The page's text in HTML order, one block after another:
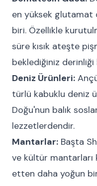
en yüksek glutamat
biri. Özellikle
süre kısık ateşte
beklediğiniz derinliği
Deniz Ürünleri:
türlü kabuklu deniz
Doğu'nun balık
lezzetlerdendir.
Mantarlar: Başta
ve kültür
etten daha yoğun